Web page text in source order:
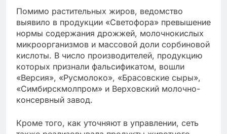
Помимо растительных жиров, ведомство
выявило в продукции «Светофора» превышение
нормы содержания дрожжей, молочнокислых
микроорганизмов и массовой доли сорбиновой
кислоты. В число производителей, продукцию
которых признали фальсификатом, вошли
«Версия», «Русмолоко», «Брасовские сыры»,
«Симбирскмолпром» и Верховский молочно-
консервный завод.
Кроме того, как уточняют в управлении, сеть